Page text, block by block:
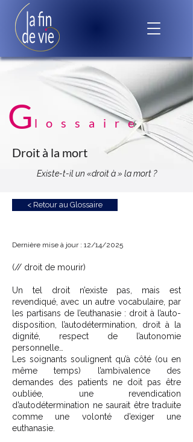
G lossaire
Droit à la mort
Existe-t-il un «droit à » la mort ?
< Retour au Glossaire
Dernière mise à jour : 12/14/2025
(// droit de mourir)
Un tel droit n’existe pas, mais est
revendiqué, avec un autre vocabulaire, par
les partisans de l’euthanasie : droit à l’auto-
disposition, l’autodétermination, droit à la
dignité, respect de l’autonomie
personnelle…
Les soignants soulignent qu’à côté (ou en
même temps) l’ambivalence des
demandes des patients ne doit pas être
oubliée, une revendication
d’autodétermination ne saurait être traduite
comme une volonté d’exiger une
euthanasie.